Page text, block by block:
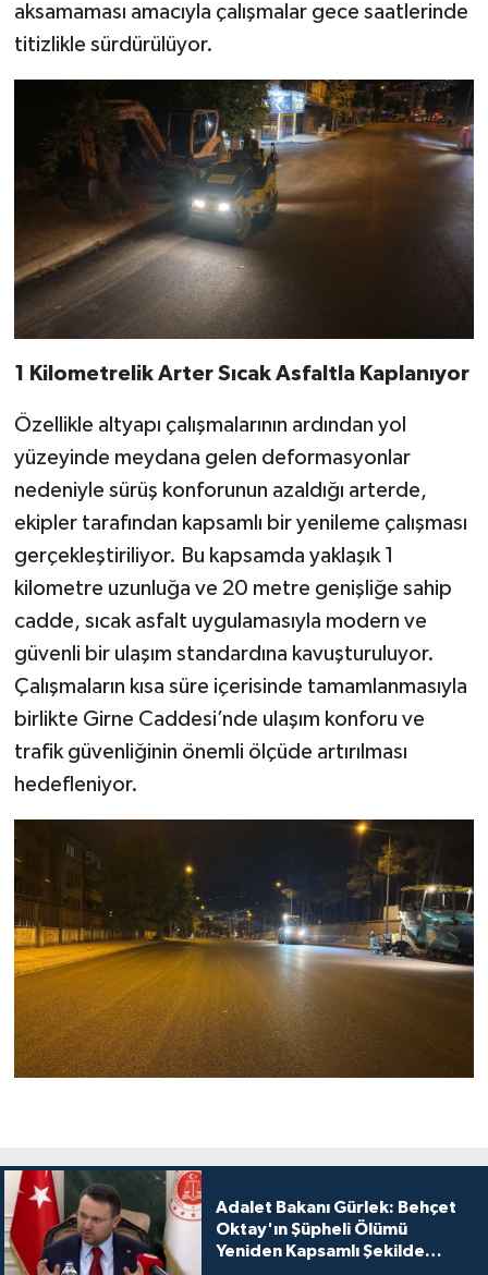
aksamaması amacıyla çalışmalar gece saatlerinde
titizlikle sürdürülüyor.
1 Kilometrelik Arter Sıcak Asfaltla Kaplanıyor
Özellikle altyapı çalışmalarının ardından yol
yüzeyinde meydana gelen deformasyonlar
nedeniyle sürüş konforunun azaldığı arterde,
ekipler tarafından kapsamlı bir yenileme çalışması
gerçekleştiriliyor. Bu kapsamda yaklaşık 1
kilometre uzunluğa ve 20 metre genişliğe sahip
cadde, sıcak asfalt uygulamasıyla modern ve
güvenli bir ulaşım standardına kavuşturuluyor.
Çalışmaların kısa süre içerisinde tamamlanmasıyla
birlikte Girne Caddesi’nde ulaşım konforu ve
trafik güvenliğinin önemli ölçüde artırılması
hedefleniyor.
Adalet Bakanı Gürlek: Behçet
Oktay'ın Şüpheli Ölümü
Yeniden Kapsamlı Şekilde